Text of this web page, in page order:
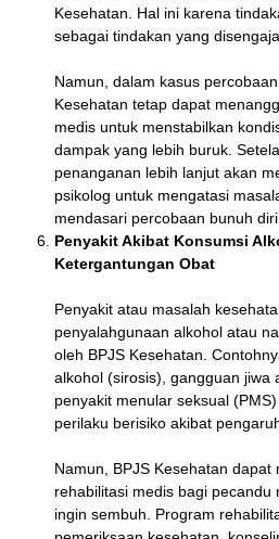
Kesehatan. Hal ini karena
sebagai tindakan yang
Namun, dalam kasus
Kesehatan tetap dapat
medis untuk menstabilkan
dampak yang lebih buruk.
penanganan lebih lanjut akan
psikolog untuk mengatasi
mendasari percobaan bunuh diri
Penyakit Akibat Konsumsi
Ketergantungan Obat
Penyakit atau masalah
penyalahgunaan alkohol atau
oleh BPJS Kesehatan.
alkohol (sirosis), gangguan jiwa
penyakit menular seksual
perilaku berisiko akibat
Namun, BPJS Kesehatan dapat
rehabilitasi medis bagi pecandu
ingin sembuh. Program